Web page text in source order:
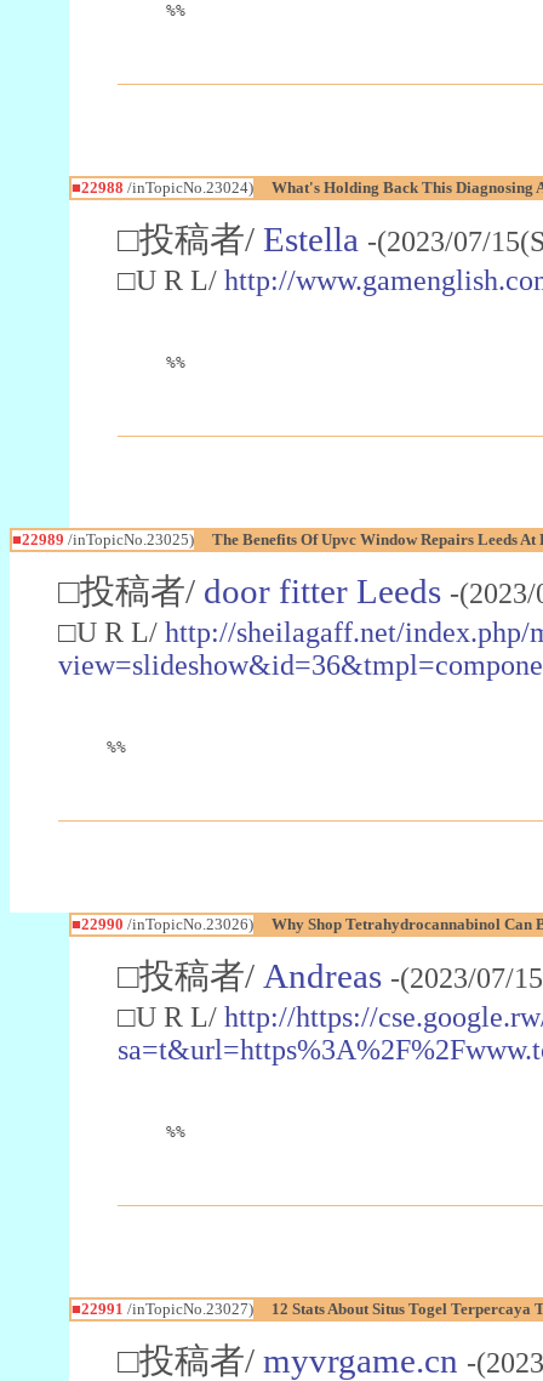
%%
■22988 /inTopicNo.23024) What's Holding Back This Diagnosing
□投稿者/ Estella -(2023/07/
□U R L/ http://
%%
■22989 /inTopicNo.23025) The Benefits Of Upvc Window Repairs Leeds
□投稿者/ door fitter Leeds -
□U R L/ http://sheilagaff.net/index.php/
%%
■22990 /inTopicNo.23026) Why Shop Tetrahydrocannabinol Can
□投稿者/ Andreas -(2023/07/
□U R L/ http://https://
%%
■22991 /inTopicNo.23027) 12 Stats About Situs Togel Terpercaya
□投稿者/ myvrgame.cn -